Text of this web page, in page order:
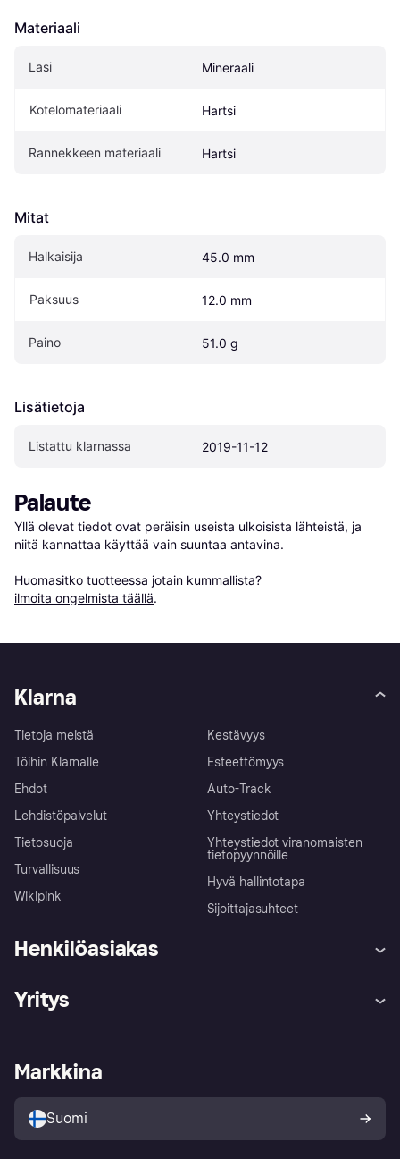
Materiaali
Lasi Mineraali
Kotelomateriaali Hartsi
Rannekkeen materiaali Hartsi
Mitat
Halkaisija 45.0 mm
Paksuus 12.0 mm
Paino 51.0 g
Lisätietoja
Listattu klarnassa 2019-11-12
Palaute
Yllä olevat tiedot ovat peräisin useista ulkoisista lähteistä, ja
niitä kannattaa käyttää vain suuntaa antavina.
Huomasitko tuotteessa jotain kummallista?
ilmoita ongelmista täällä.
Klarna
Tietoja meistä
Töihin Klarnalle
Ehdot
Lehdistöpalvelut
Tietosuoja
Turvallisuus
Wikipink
Kestävyys
Esteettömyys
Auto-Track
Yhteystiedot
Yhteystiedot viranomaisten
tietopyynnöille
Hyvä hallintotapa
Sijoittajasuhteet
Henkilöasiakas
Kirjaudu sisään
Tutustu kauppoihin
Ostajan turva
Yritys
Kirjaudu sisään yrityksenä
Markkina
Suomi